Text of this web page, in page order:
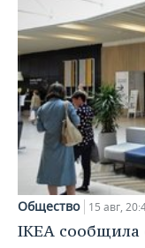
Общество 15 авг,
IKEA